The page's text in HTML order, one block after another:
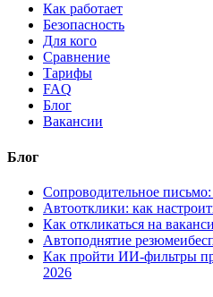
Как работает
Безопасность
Для кого
Сравнение
Тарифы
FAQ
Блог
Вакансии
Блог
Сопроводительное
Автоотклики: как
Как откликаться на
Автоподнятие
Как пройти ИИ-фильтры
2026